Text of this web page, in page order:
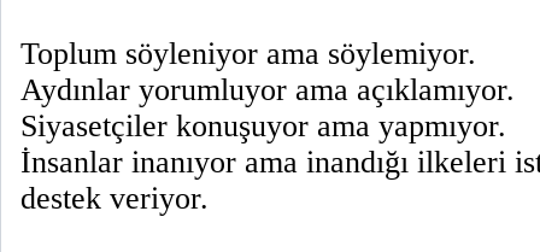
Toplum söyleniyor ama söylemiyor.
Aydınlar yorumluyor ama açıklamıyor.
Siyasetçiler konuşuyor ama yapmıyor.
İnsanlar inanıyor ama inandığı ilkeleri
destek veriyor.